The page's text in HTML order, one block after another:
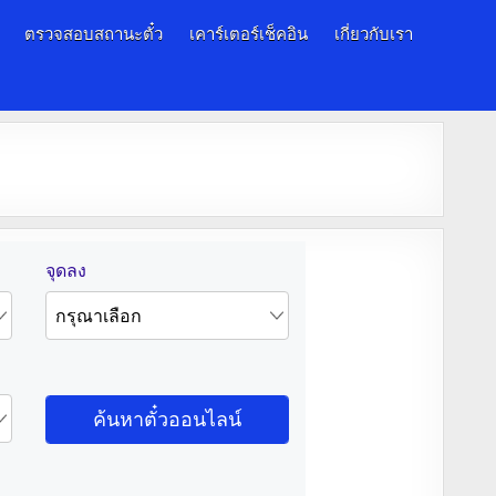
ตรวจสอบสถานะตั๋ว เคาร์เตอร์เช็คอิน เกี่ยวกับเรา